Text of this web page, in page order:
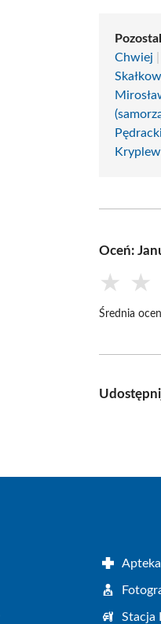
Chwiej
Pędracki
Oceń:
★ ★
Średnia
Stacja